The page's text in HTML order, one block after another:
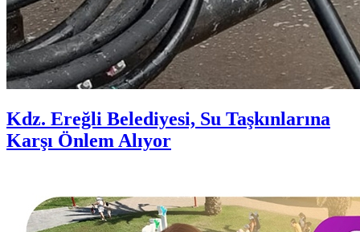
Kdz. Ereğli Belediyesi, Su Taşkınlarına
Karşı Önlem Alıyor